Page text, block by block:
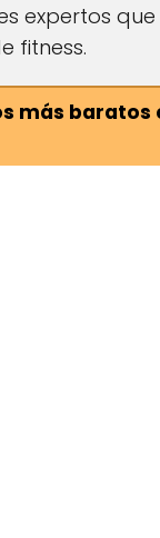
expertos
fitness.
más baratos